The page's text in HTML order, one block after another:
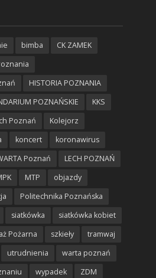
bimba
CK ZAMEK
HISTORIA POZNANIA
POZNAŃSKIE
KKS
Poznań
Kolejorz
koncert
koronawirus
Poznań
LECH POZNAŃ
MTP
objazdy
Politechnika Poznańska
siatkówka
siatkówka kobiet
Pożarna szkieły
tramwaj
utrudnienia
warta poznań
wypadek ZDM